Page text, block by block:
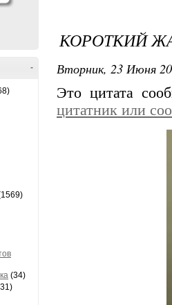
-
(34)
КОРОТКИЙ
Вторник, 23 Июня
Это цитата
цитатник или